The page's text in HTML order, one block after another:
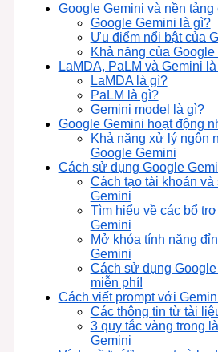
Google Gemini và nền tảng
Google Gemini là gì?
Ưu điểm nổi bật của
Khả năng của Google
LaMDA, PaLM và Gemini
LaMDA là gì?
PaLM là gì?
Gemini model là gì?
Google Gemini hoạt động
Khả năng xử lý ngôn
Google Gemini
Cách sử dụng Google
Cách tạo tài khoản
Gemini
Tìm hiểu về các bổ
Gemini
Mở khóa tính năng
Gemini
Cách sử dụng
miễn phí!
Cách viết prompt với
Các thông tin từ tài
3 quy tắc vàng trong
Gemini